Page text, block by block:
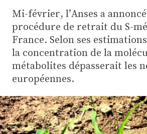
Pommes de terre
Guides pratiques
Chasse
Plus
Abonnez-vous
Mi-février, l’Anses a
procédure de retrait du S-
France. Selon ses
la concentration de la
métabolites dépasserait les
européennes.